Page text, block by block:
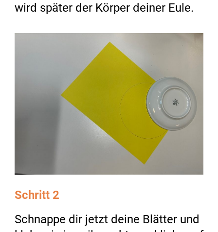
wird später der Körper deiner Eule.
Schritt 2
Schnappe dir jetzt deine Blätter und